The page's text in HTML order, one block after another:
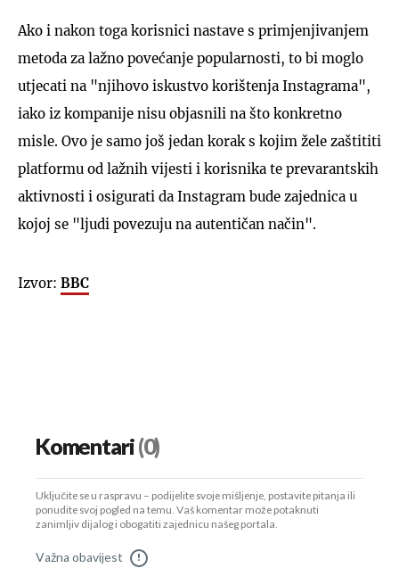
Ako i nakon toga korisnici nastave s primjenjivanjem
metoda za lažno povećanje popularnosti, to bi moglo
utjecati na "njihovo iskustvo korištenja Instagrama",
iako iz kompanije nisu objasnili na što konkretno
misle. Ovo je samo još jedan korak s kojim žele zaštititi
platformu od lažnih vijesti i korisnika te prevarantskih
aktivnosti i osigurati da Instagram bude zajednica u
kojoj se "ljudi povezuju na autentičan način".
Izvor: BBC
Komentari(0)
Uključite se u raspravu – podijelite svoje mišljenje, postavite pitanja ili
ponudite svoj pogled na temu. Vaš komentar može potaknuti
zanimljiv dijalog i obogatiti zajednicu našeg portala.
Važna obavijest !